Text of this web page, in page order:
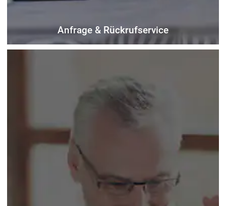
Anfrage & Rückrufservice